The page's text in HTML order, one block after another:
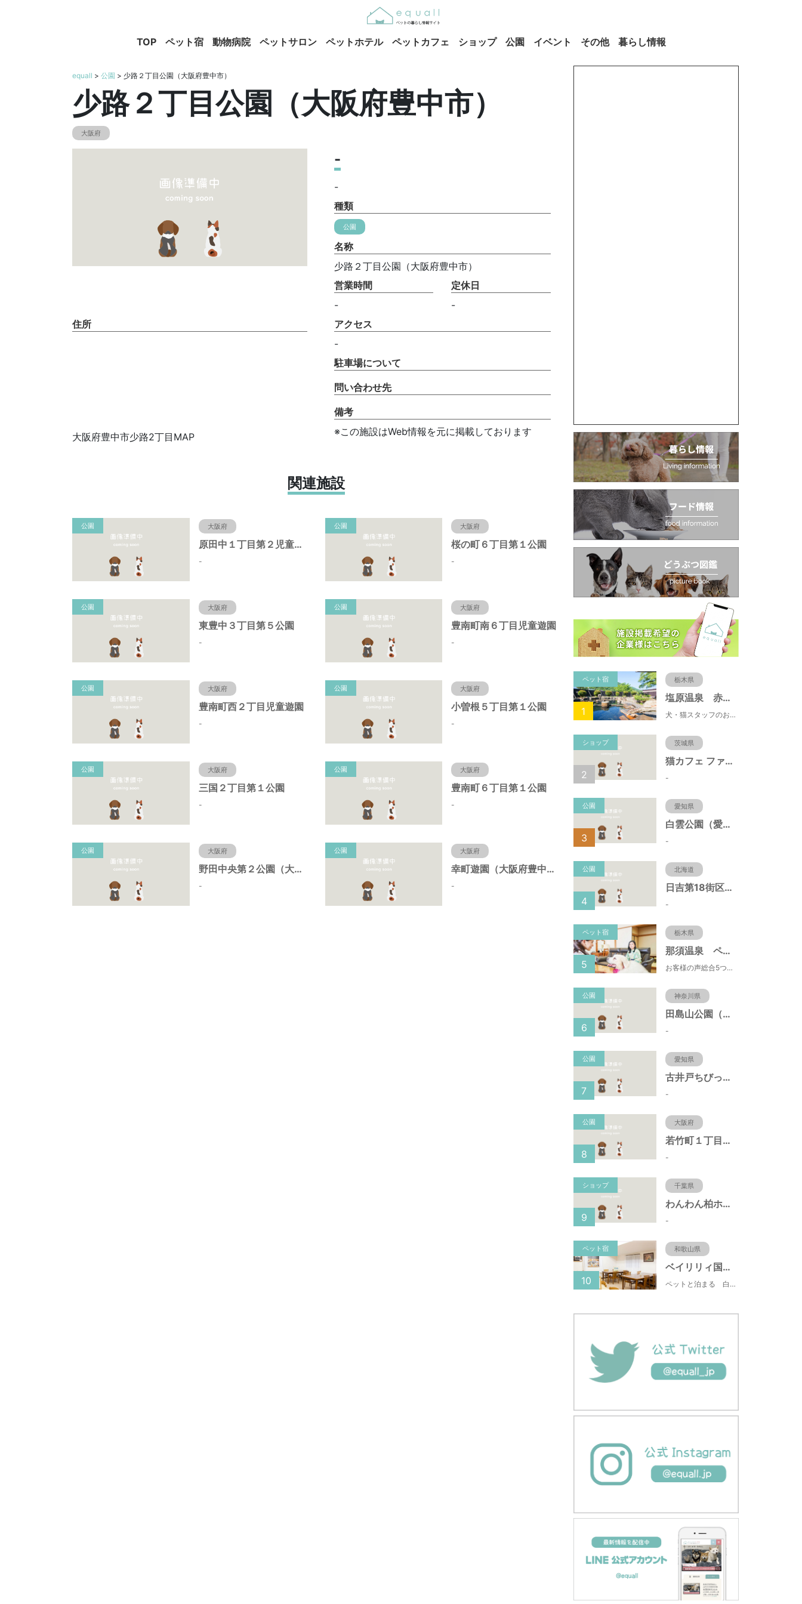
TOP ペット宿 動物病院 ペットサロン ペットホテル ペットカフェ ショップ 公園 イベント その他 暮らし情報
equall > 公園 > 少路２丁目公園（大阪府豊中市）
少路２丁目公園（大阪府豊中市）
大阪府
-
-
種類
公園
名称
少路２丁目公園（大阪府豊中市）
営業時間
-
定休日
-
住所
大阪府豊中市少路2丁目MAP
アクセス
-
駐車場について
問い合わせ先
備考
※この施設はWeb情報を元に掲載しております
関連施設
公園 大阪府
原田中１丁目第２児童遊園
-
公園 大阪府
桜の町６丁目第１公園
-
公園 大阪府
東豊中３丁目第５公園
-
公園 大阪府
豊南町南６丁目児童遊園
-
公園 大阪府
豊南町西２丁目児童遊園
-
公園 大阪府
小曽根５丁目第１公園
-
公園 大阪府
三国２丁目第１公園
-
公園 大阪府
豊南町６丁目第１公園
-
公園 大阪府
野田中央第２公園（大阪府豊中市）
-
公園 大阪府
幸町遊園（大阪府豊中市）
-
ペット宿 栃木県
塩原温泉 赤沢温泉旅館
犬・猫スタッフのおもてニャしが魅力のひとつ♪大自然に囲まれた隠れ家的宿で癒やしの休日を。
1
ショップ 茨城県
猫カフェ ファミリーズ
-
2
公園 愛知県
白雲公園（愛知県名古屋市）
-
3
公園 北海道
日吉第18街区公園（北海道函館市）
-
4
ペット宿 栃木県
那須温泉 ペット＆スパホテル 那須ワン
お客様の声総合5つ星■1日限定４組貸切風呂■室内ドッグランあり♪
5
公園 神奈川県
田島山公園（神奈川県藤沢市）
-
6
公園 愛知県
古井戸ちびっ子広場（愛知県大府市）
-
7
公園 大阪府
若竹町１丁目第３公園（大阪府豊中市）
-
8
ショップ 千葉県
わんわん柏ホームビレッジ（老犬ホーム・老犬ホテル）
-
9
ペット宿 和歌山県
ベイリリィ国民宿舎しらゆり荘
ペットと泊まる 白浜温泉 ベイリリィ国民宿舎しらゆり荘
10